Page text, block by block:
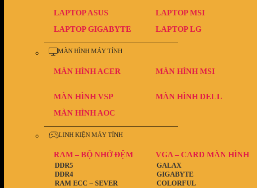
LAPTOP ASUS LAPTOP MSI
LAPTOP GIGABYTE
LAPTOP LG
MÀN HÌNH MÁY TÍNH
MÀN HÌNH ACER MÀN HÌNH MSI
MÀN HÌNH VSP MÀN HÌNH DELL
MÀN HÌNH AOC
LINH KIỆN MÁY TÍNH
RAM – BỘ NHỚ ĐỆM
RAM ECC – SEVER
DDR4
DDR5
VGA – CARD MÀN HÌNH
COLORFUL
GIGABYTE
GALAX